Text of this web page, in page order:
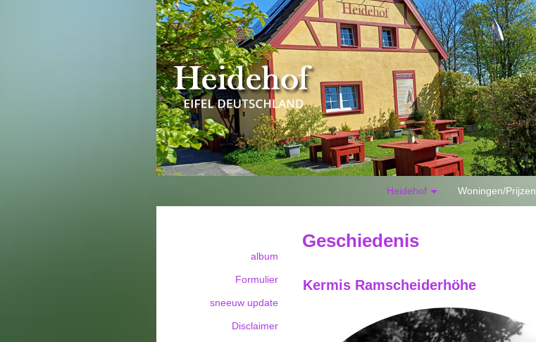
Heidehof Woningen/Prijzen
album
Formulier
sneeuw update
Disclaimer
Geschiedenis
Kermis Ramscheiderhöhe